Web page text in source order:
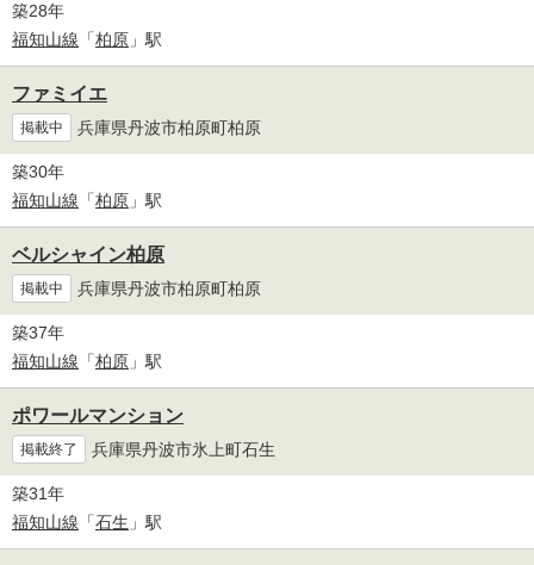
築28年
福知山線 「柏原 」駅
ファミイエ
掲載中 兵庫県丹波市柏原町柏原
築30年
福知山線 「柏原 」駅
ベルシャイン柏原
掲載中 兵庫県丹波市柏原町柏原
築37年
福知山線 「柏原 」駅
ポワールマンション
掲載終了 兵庫県丹波市氷上町石生
築31年
福知山線 「石生 」駅